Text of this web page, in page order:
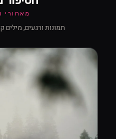
מאחורי
תמונות ורגעים, מילים